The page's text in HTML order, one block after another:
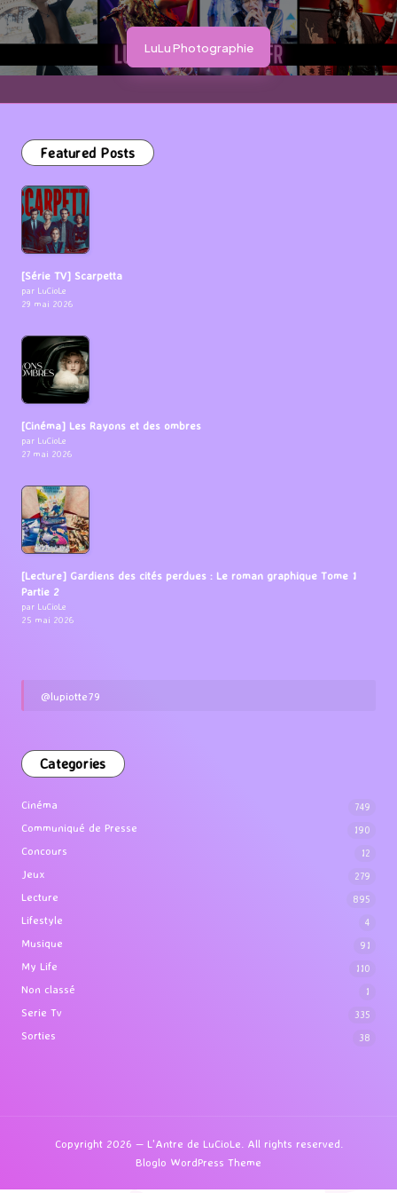
LuLu Photographie
Featured Posts
[Série TV] Scarpetta
par LuCioLe
29 mai 2026
[Cinéma] Les Rayons et des ombres
par LuCioLe
27 mai 2026
[Lecture] Gardiens des cités perdues : Le roman graphique Tome 1
Partie 2
par LuCioLe
25 mai 2026
@lupiotte79
Categories
Cinéma 749
Communiqué de Presse 190
Concours 12
Jeux 279
Lecture 895
Lifestyle 4
Musique 91
My Life 110
Non classé 1
Serie Tv 335
Sorties 38
Copyright 2026 — L'Antre de LuCioLe. All rights reserved.
Bloglo WordPress Theme